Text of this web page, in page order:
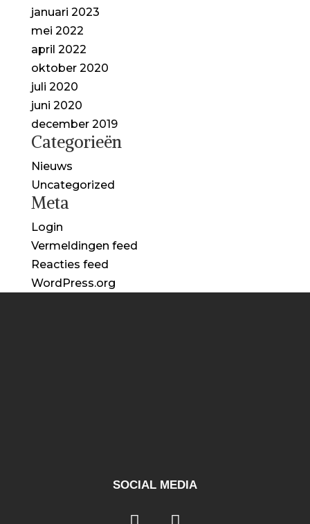
januari 2023
mei 2022
april 2022
oktober 2020
juli 2020
juni 2020
december 2019
Categorieën
Nieuws
Uncategorized
Meta
Login
Vermeldingen feed
Reacties feed
WordPress.org
SOCIAL MEDIA